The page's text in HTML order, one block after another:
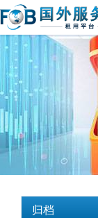
归档